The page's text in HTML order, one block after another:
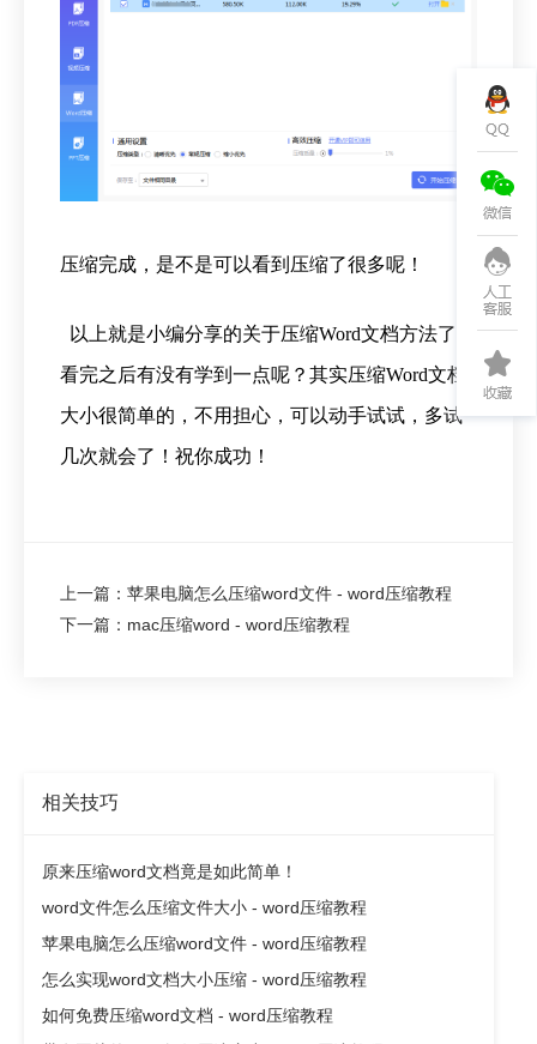
压缩完成，是不是可以看到压缩了很多呢！
以上就是小编分享的关于压缩Word文档方法了，
看完之后有没有学到一点呢？其实压缩Word文档
大小很简单的，不用担心，可以动手试试，多试
几次就会了！祝你成功！
上一篇：苹果电脑怎么压缩word文件 - word压缩教程
下一篇：mac压缩word - word压缩教程
相关技巧
原来压缩word文档竟是如此简单！
word文件怎么压缩文件大小 - word压缩教程
苹果电脑怎么压缩word文件 - word压缩教程
怎么实现word文档大小压缩 - word压缩教程
如何免费压缩word文档 - word压缩教程